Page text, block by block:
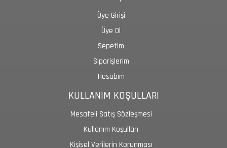
Üye Girişi
Üye Ol
Sepetim
Siparişlerim
Hesabım
KULLANIM KOŞULLARI
Mesafeli Satış Sözleşmesi
Kullanım Koşulları
Kişisel Verilerin Korunması